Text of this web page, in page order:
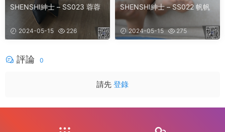
SHENSHI紳士 – SS023 蓉蓉
2024-05-15 226
SHENSHI紳士 – SS022 帆帆
2024-05-15 275
評論 0
請先 登錄